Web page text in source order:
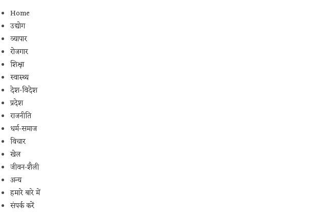
Home
उद्योग
व्यापार
रोजगार
शिक्षा
स्वास्थ्य
देश-विदेश
प्रदेश
राजनीति
धर्म-समाज
विचार
खेल
जीवन-शैली
अन्य
हमारे बारे में
संपर्क करें